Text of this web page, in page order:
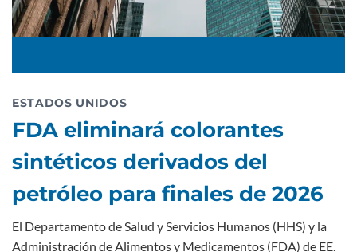
ESTADOS UNIDOS
FDA eliminará colorantes
sintéticos derivados del
petróleo para finales de 2026
El Departamento de Salud y Servicios Humanos (HHS) y la
Administración de Alimentos y Medicamentos (FDA) de EE.